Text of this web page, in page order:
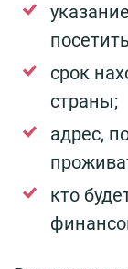
срок
страны;
адрес,
кто